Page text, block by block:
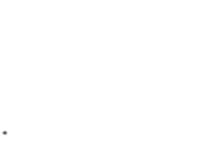
*